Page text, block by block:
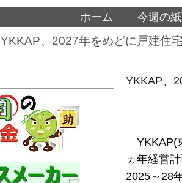
ホーム 今週の
YKKAP、2027年をめどに戸建住
YKKAP、
YKKAP(
ヵ年経営
2025～28